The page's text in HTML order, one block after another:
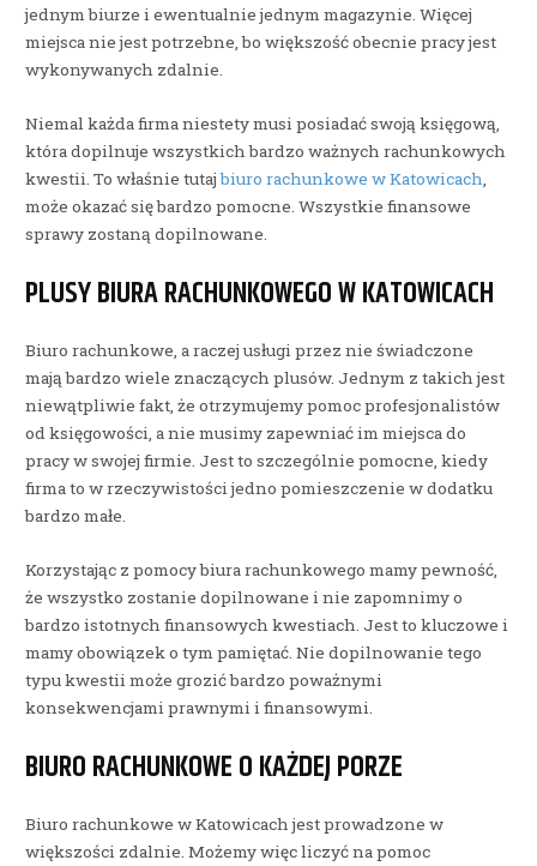
jednym biurze i ewentualnie jednym magazynie. Więcej
miejsca nie jest potrzebne, bo większość obecnie pracy jest
wykonywanych zdalnie.
Niemal każda firma niestety musi posiadać swoją księgową,
która dopilnuje wszystkich bardzo ważnych rachunkowych
kwestii. To właśnie tutajbiuro rachunkowe w Katowicach,
może okazać się bardzo pomocne. Wszystkie finansowe
sprawy zostaną dopilnowane.
PLUSY BIURA RACHUNKOWEGO W KATOWICACH
Biuro rachunkowe, a raczej usługi przez nie świadczone
mają bardzo wiele znaczących plusów. Jednym z takich jest
niewątpliwie fakt, że otrzymujemy pomoc profesjonalistów
od księgowości, a nie musimy zapewniać im miejsca do
pracy w swojej firmie. Jest to szczególnie pomocne, kiedy
firma to w rzeczywistości jedno pomieszczenie w dodatku
bardzo małe.
Korzystając z pomocy biura rachunkowego mamy pewność,
że wszystko zostanie dopilnowane i nie zapomnimy o
bardzo istotnych finansowych kwestiach. Jest to kluczowe i
mamy obowiązek o tym pamiętać. Nie dopilnowanie tego
typu kwestii może grozić bardzo poważnymi
konsekwencjami prawnymi i finansowymi.
BIURO RACHUNKOWE O KAŻDEJ PORZE
Biuro rachunkowe w Katowicach jest prowadzone w
większości zdalnie. Możemy więc liczyć na pomoc